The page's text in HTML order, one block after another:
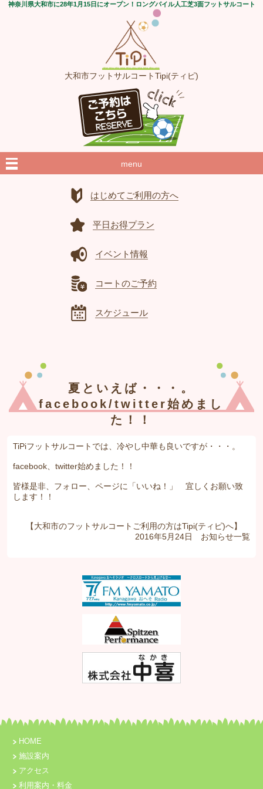
神奈川県大和市に28年1月15日にオープン！ロングパイル人工芝3面フットサルコート
大和市フットサルコートTipi(ティピ)
menu
はじめてご利用の方へ
平日お得プラン
イベント情報
コートのご予約
スケジュール
夏といえば・・・。
facebook/twitter始めまし
た！！
TiPiフットサルコートでは、冷やし中華も良いですが・・・。
facebook、twitter始めました！！
皆様是非、フォロー、ページに「いいね！」 宜しくお願い致
します！！
【大和市のフットサルコートご利用の方はTipi(ティピ)へ】
2016年5月24日 お知らせ一覧
HOME
施設案内
アクセス
利用案内・料金